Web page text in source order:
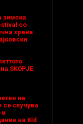
зимска
со
храна
SKOPJE
на
се случува
и
на Kid